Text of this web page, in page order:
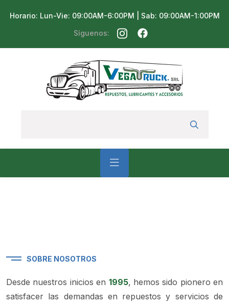
Horario: Lun-Vie: 09:00AM-6:00PM | Sab: 09:00AM-1:00PM
Síguenos:
SOBRE NOSOTROS
Desde nuestros inicios en 1995, hemos sido pionero en
satisfacer las demandas en repuestos y servicios de